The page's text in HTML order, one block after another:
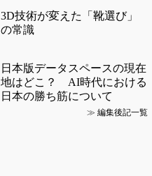
3D技術が変えた「靴選び」
の常識
日本版データスペースの現在
地はどこ？ AI時代における
日本の勝ち筋について
≫ 編集後記一覧